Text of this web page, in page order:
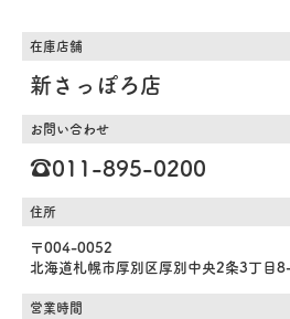
在庫店舗
新さっぽろ店
お問い合わせ
☎️011-895-0200
住所
〒004-0052
北海道札幌市厚別区厚別中央2条3丁目
営業時間